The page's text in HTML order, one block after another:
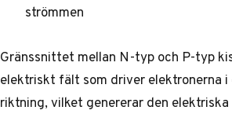
strömmen
Gränssnittet mellan N-typ och P-typ
elektriskt fält som driver elektronerna i
riktning, vilket genererar den elektriska